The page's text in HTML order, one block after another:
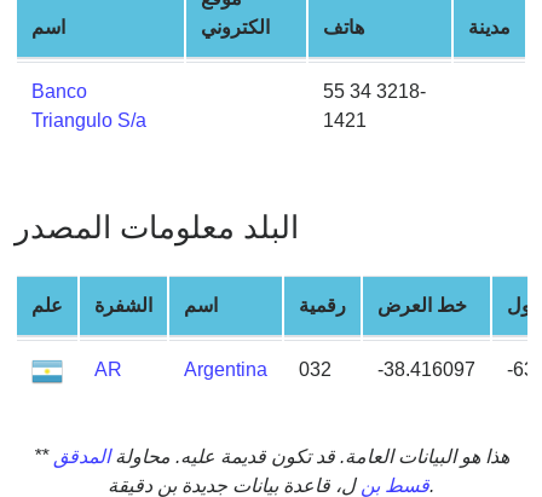
Random
Credit
Card
Generator
from
Credit
Card
Checker
Service
What
اسم
الكتروني
هاتف مدينة
Banco
Triangulo S/a
55 34 3218-
1421
البلد معلومات المصدر
علم الشفرة اسم رقمية خط العرض
AR Argentina 032 -38.416097 -
** هذا هو البيانات العامة. قد تكون قديمة عليه. محاولةالمدقق
قسط بنل، قاعدة بيانات جديدة بن دقيقة.